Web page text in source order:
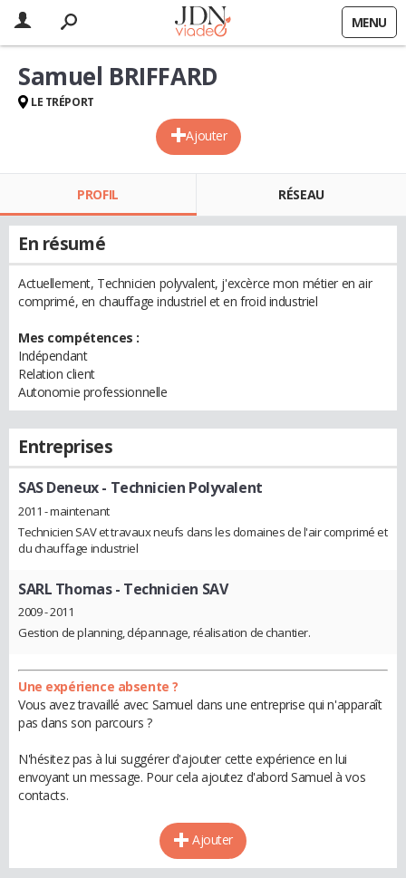
MENU
Ajouter
Samuel BRIFFARD
LE TRÉPORT
PROFIL RÉSEAU
En résumé
Actuellement, Technicien polyvalent, j'excèrce mon métier en air
comprimé, en chauffage industriel et en froid industriel
Mes compétences :
Indépendant
Relation client
Autonomie professionnelle
Entreprises
SAS Deneux- Technicien Polyvalent
2011 - maintenant
Technicien SAV et travaux neufs dans les domaines de l'air comprimé et
du chauffage industriel
SARL Thomas- Technicien SAV
2009 - 2011
Gestion de planning, dépannage, réalisation de chantier.
Une expérience absente ?
Vous avez travaillé avec Samuel dans une entreprise qui n'apparaît
pas dans son parcours ?
N'hésitez pas à lui suggérer d'ajouter cette expérience en lui
envoyant un message. Pour cela ajoutez d'abord Samuel à vos
contacts.
Ajouter